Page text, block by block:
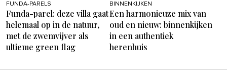
FUNDA-PARELS
Funda-parel: deze villa gaat
helemaal op in de natuur,
met de zwemvijver als
ultieme green flag
BINNENKIJKEN
Een harmonieuze mix van
oud en nieuw: binnenkijken
in een authentiek
herenhuis